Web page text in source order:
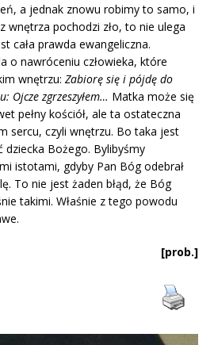
a jednak znowu robimy to samo, i
wnętrza pochodzi zło, to nie ulega
cała prawda ewangeliczna.
o nawróceniu człowieka, które
wnętrzu: Zabiorę się i pójdę do
Ojcze zgrzeszyłem… Matka może się
pełny kościół, ale ta ostateczna
sercu, czyli wnętrzu. Bo taka jest
Bożego. Bylibyśmy
istotami, gdyby Pan Bóg odebrał
To nie jest żaden błąd, że Bóg
takimi. Właśnie z tego powodu
[prob.]